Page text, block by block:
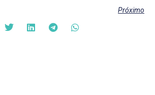
Próximo